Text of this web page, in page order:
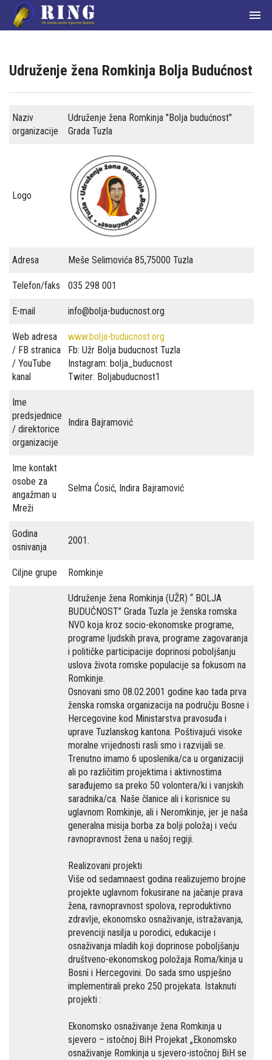

Početna
Članice
Zakoni
i
politike
Publikacije
Prevencija
Udruženje žena Romkinja Bolja Budućnost
Naziv
organizacije
Udruženje žena Romkinja "Bolja budućnost"
Grada Tuzla
Logo
Adresa Meše Selimovića 85,75000 Tuzla
Telefon/faks 035 298 001
E-mail info@bolja-buducnost.org
Web adresa
/ FB stranica
/ YouTube
kanal
www.bolja-buducnost.org
Fb: Užr Bolja buducnost Tuzla
Instagram: bolja_buducnost
Twiter: Boljabuducnost1
Ime
predsjednice
/ direktorice
organizacije
Indira Bajramović
Ime kontakt
osobe za
angažman u
Mreži
Selma Ćosić, Indira Bajramović
Godina
osnivanja
2001.
Ciljne grupe Romkinje
Udruženje žena Romkinja (UŽR) “ BOLJA
BUDUĆNOST” Grada Tuzla je ženska romska
NVO koja kroz socio-ekonomske programe,
programe ljudskih prava, programe zagovaranja
i političke participacije doprinosi poboljšanju
uslova života romske populacije sa fokusom na
Romkinje.
Osnovani smo 08.02.2001 godine kao tada prva
ženska romska organizacija na području Bosne i
Hercegovine kod Ministarstva pravosuđa i
uprave Tuzlanskog kantona. Poštivajući visoke
moralne vrijednosti rasli smo i razvijali se.
Trenutno imamo 6 uposlenika/ca u organizaciji
ali po različitim projektima i aktivnostima
sarađujemo sa preko 50 volontera/ki i vanjskih
saradnika/ca. Naše članice ali i korisnice su
uglavnom Romkinje, ali i Neromkinje, jer je naša
generalna misija borba za bolji položaj i veću
ravnopravnost žena u našoj regiji.
Realizovani projekti
Više od sedamnaest godina realizujemo brojne
projekte uglavnom fokusirane na jačanje prava
žena, ravnopravnost spolova, reproduktivno
zdravlje, ekonomsko osnaživanje, istražavanja,
prevenciji nasilja u porodici, edukacije i
osnaživanja mladih koji doprinose poboljšanju
društveno-ekonomskog položaja Roma/kinja u
Bosni i Hercegovini. Do sada smo uspješno
implementirali preko 250 projekata. Istaknuti
projekti :
Ekonomsko osnaživanje žena Romkinja u
sjevero – istočnoj BiH Projekat „Ekonomsko
osnaživanje Romkinja u sjevero-istočnoj BiH se